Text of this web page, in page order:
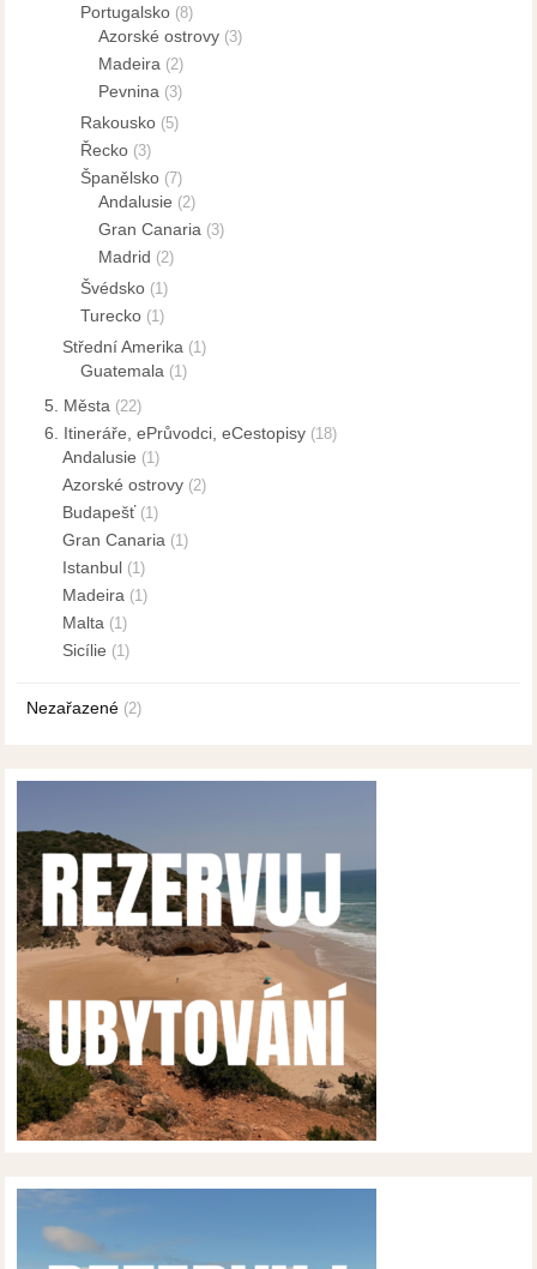
Portugalsko (8)
Azorské ostrovy (3)
Madeira (2)
Pevnina (3)
Rakousko (5)
Řecko (3)
Španělsko (7)
Andalusie (2)
Gran Canaria (3)
Madrid (2)
Švédsko (1)
Turecko (1)
Střední Amerika (1)
Guatemala (1)
5. Města (22)
6. Itineráře, ePrůvodci, eCestopisy (18)
Andalusie (1)
Azorské ostrovy (2)
Budapešť(1)
Gran Canaria (1)
Istanbul (1)
Madeira (1)
Malta (1)
Sicílie (1)
Nezařazené (2)